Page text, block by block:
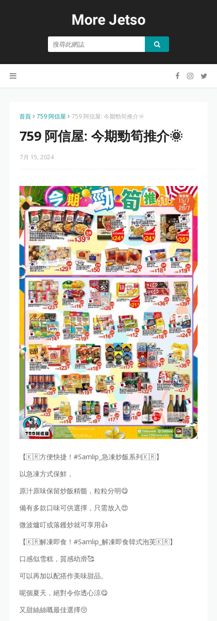
首頁 759 阿信屋 759 阿信屋: 今期勁筍推介🌞
759 阿信屋: 今期勁筍推介🌞
7月 15, 2024
【🇰🇷方便快捷！#Samlip_急凍炒飯系列🇰🇷】
以急凍方式保鮮，
原汁原味保留炒飯精髓，粒粒分明😋
備有多款口味可供選擇，只需放入😍
微波爐叮或落鑊炒就可享用👍
【🇰🇷解凍即食！#Samlip_解凍即食韓式泡芙🇰🇷】
口感似雪糕，質感幼滑🥰
可以再加以配搭作美味甜品。
呢個夏天，絕對令你透心涼😋
又甜絲絲嘅最佳選擇😚